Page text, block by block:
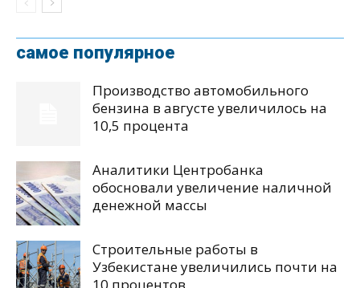
самое популярное
Производство автомобильного
бензина в августе увеличилось на
10,5 процента
Аналитики Центробанка
обосновали увеличение наличной
денежной массы
Строительные работы в
Узбекистане увеличились почти на